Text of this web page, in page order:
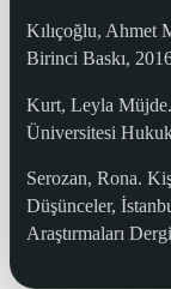
Kılıçoğlu, Ahmet
Birinci Baskı,
Kurt, Leyla
Üniversitesi
Serozan, Rona.
Düşünceler,
Araştırmaları